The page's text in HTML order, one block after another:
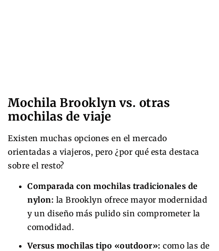
Mochila Brooklyn vs. otras
mochilas de viaje
Existen muchas opciones en el mercado
orientadas a viajeros, pero ¿por qué esta destaca
sobre el resto?
Comparada con mochilas tradicionales de
nylon: la Brooklyn ofrece mayor modernidad
y un diseño más pulido sin comprometer la
comodidad.
Versus mochilas tipo «outdoor»: como las de